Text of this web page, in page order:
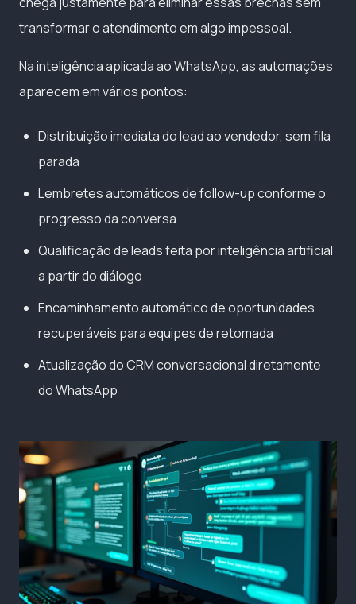
transformar o atendimento em algo impessoal.
Na inteligência aplicada ao WhatsApp, as automações
aparecem em vários pontos:
Distribuição imediata do lead ao vendedor, sem fila
parada
Lembretes automáticos de follow-up conforme o
progresso da conversa
Qualificação de leads feita por inteligência artificial
a partir do diálogo
Encaminhamento automático de oportunidades
recuperáveis para equipes de retomada
Atualização do CRM conversacional diretamente
do WhatsApp